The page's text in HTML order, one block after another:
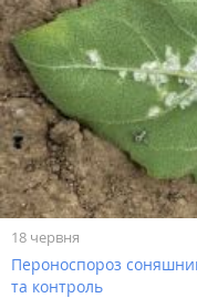
18 червня
Пероноспороз
та контроль